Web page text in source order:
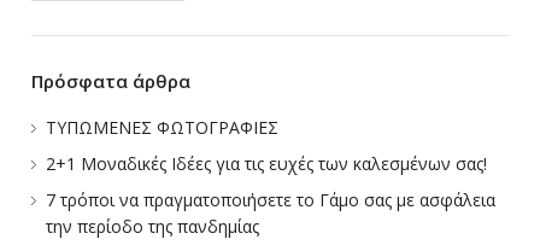
Πρόσφατα άρθρα
ΤΥΠΩΜΕΝΕΣ ΦΩΤΟΓΡΑΦΙΕΣ
2+1 Μοναδικές Ιδέες για τις ευχές των καλεσμένων σας!
7 τρόποι να πραγματοποιήσετε το Γάμο σας με ασφάλεια
την περίοδο της πανδημίας